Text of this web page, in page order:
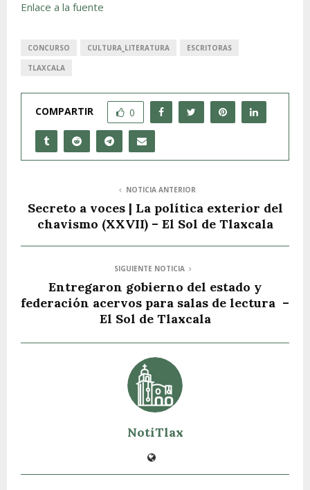
Enlace a la fuente
CONCURSO CULTURA_LITERATURA ESCRITORAS
TLAXCALA
COMPARTIR 0
NOTICIA ANTERIOR
Secreto a voces | La política exterior del
chavismo (XXVII) – El Sol de Tlaxcala
SIGUIENTE NOTICIA
Entregaron gobierno del estado y
federación acervos para salas de lectura –
El Sol de Tlaxcala
NotiTlax